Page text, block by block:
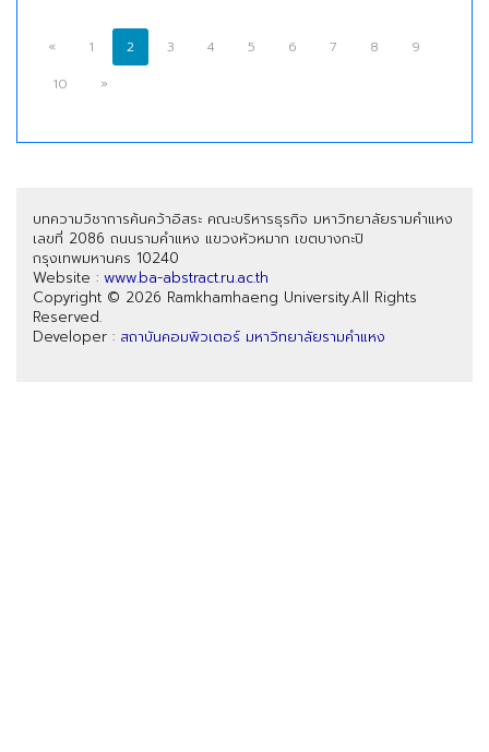
« 1 2 3 4 5 6 7 8
9
10
»
บทความวิชาการค้นคว้าอิสระ คณะบริหารธุรกิจ มหาวิทยาลัยรามคำแหง
เลขที่ 2086 ถนนรามคำแหง แขวงหัวหมาก เขตบางกะปิ
กรุงเทพมหานคร 10240
Website : www.ba-abstract.ru.ac.th
Copyright © 2026 Ramkhamhaeng University.All Rights
Reserved.
Developer : สถาบันคอมพิวเตอร์ มหาวิทยาลัยรามคำแหง